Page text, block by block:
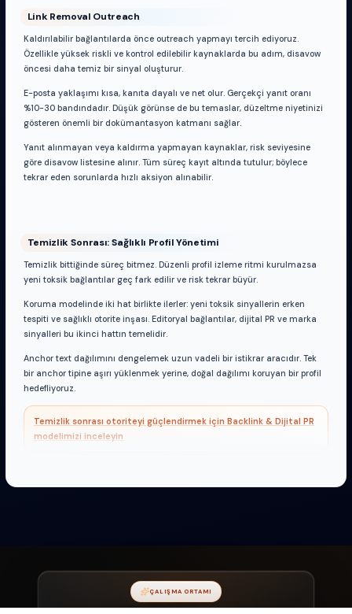
Link Removal Outreach
Kaldırılabilir bağlantılarda önce outreach yapmayı tercih ediyoruz.
Özellikle yüksek riskli ve kontrol edilebilir kaynaklarda bu adım, disavow
öncesi daha temiz bir sinyal oluşturur.
E-posta yaklaşımı kısa, kanıta dayalı ve net olur. Gerçekçi yanıt oranı
%10-30 bandındadır. Düşük görünse de bu temaslar, düzeltme niyetinizi
gösteren önemli bir dokümantasyon katmanı sağlar.
Yanıt alınmayan veya kaldırma yapmayan kaynaklar, risk seviyesine
göre disavow listesine alınır. Tüm süreç kayıt altında tutulur; böylece
tekrar eden sorunlarda hızlı aksiyon alınabilir.
Temizlik Sonrası: Sağlıklı Profil Yönetimi
Temizlik bittiğinde süreç bitmez. Düzenli profil izleme ritmi kurulmazsa
yeni toksik bağlantılar geç fark edilir ve risk tekrar büyür.
Koruma modelinde iki hat birlikte ilerler: yeni toksik sinyallerin erken
tespiti ve sağlıklı otorite inşası. Editoryal bağlantılar, dijital PR ve marka
sinyalleri bu ikinci hattın temelidir.
Anchor text dağılımını dengelemek uzun vadeli bir istikrar aracıdır. Tek
bir anchor tipine aşırı yüklenmek yerine, doğal dağılımı koruyan bir profil
hedefliyoruz.
Temizlik sonrası otoriteyi güçlendirmek için Backlink & Dijital PR
modelimizi inceleyin
ÇALIŞMA ORTAMI